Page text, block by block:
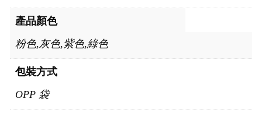
產品顏色
粉色,灰色,紫色,綠色
包裝方式
OPP 袋